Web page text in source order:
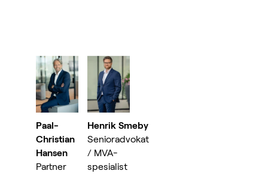
Paal-
Christian
Hansen
Partner
Henrik Smeby
Senioradvokat
/ MVA-
spesialist